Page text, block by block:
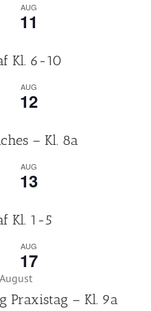
AUG
11
Kl. 6-10
AUG
12
– Kl. 8a
AUG
13
Kl. 1-5
AUG
17
Praxistag – Kl. 9a